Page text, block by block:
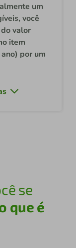
um
você
valor
item
por um
se
que é